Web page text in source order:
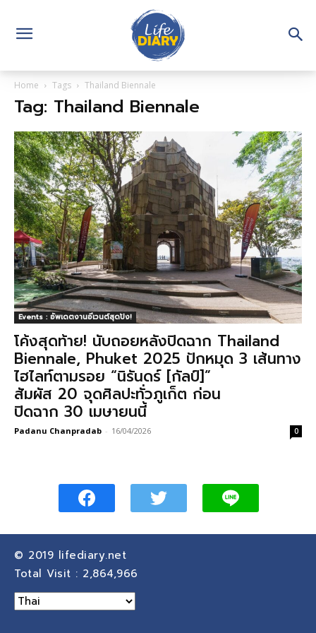
Home Tags Thailand Biennale
Tag: Thailand Biennale
Events : อัพเดตงานอีเวนต์สุดปัง!
โค้งสุดท้าย! นับถอยหลังปิดฉาก Thailand
Biennale, Phuket 2025 ปักหมุด 3 เส้นทาง
ไฮไลท์ตามรอย “นิรันดร์ [กัลป์]”
สัมผัส 20 จุดศิลปะทั่วภูเก็ต ก่อน
ปิดฉาก 30 เมษายนนี้
Padanu Chanpradab - 16/04/2026 0
© 2019 lifediary.net
Total Visit : 2,864,966